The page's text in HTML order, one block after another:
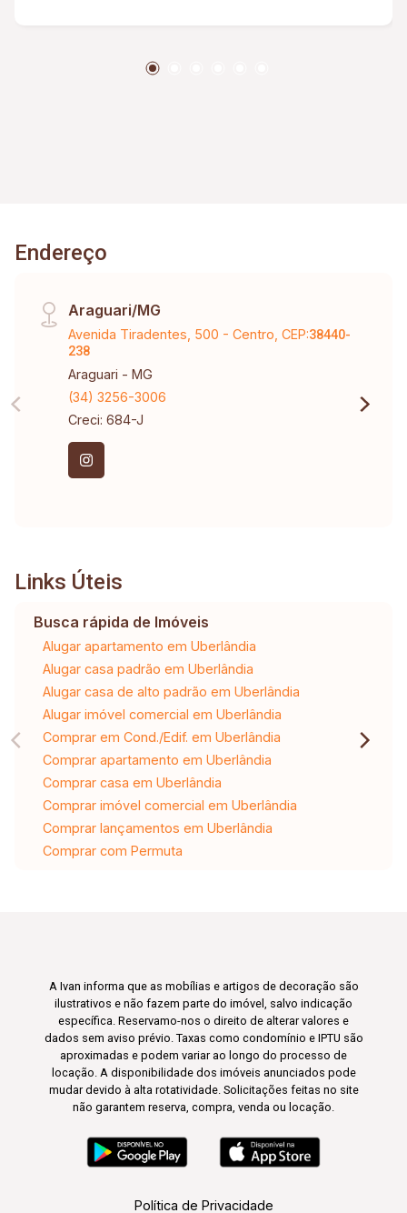
Endereço
Araguari/MG
Avenida Tiradentes, 500 - Centro, CEP:38440-
238
Araguari - MG
(34) 3256-3006
Creci: 684-J
Links Úteis
Busca rápida de Imóveis
Alugar apartamento em Uberlândia
Alugar casa padrão em Uberlândia
Alugar casa de alto padrão em Uberlândia
Alugar imóvel comercial em Uberlândia
Comprar em Cond./Edif. em Uberlândia
Comprar apartamento em Uberlândia
Comprar casa em Uberlândia
Comprar imóvel comercial em Uberlândia
Comprar lançamentos em Uberlândia
Comprar com Permuta
A Ivan informa que as mobílias e artigos de decoração são
ilustrativos e não fazem parte do imóvel, salvo indicação
específica. Reservamo-nos o direito de alterar valores e
dados sem aviso prévio. Taxas como condomínio e IPTU são
aproximadas e podem variar ao longo do processo de
locação. A disponibilidade dos imóveis anunciados pode
mudar devido à alta rotatividade. Solicitações feitas no site
não garantem reserva, compra, venda ou locação.
Política de Privacidade